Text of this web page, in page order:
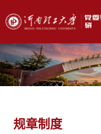
规章制度